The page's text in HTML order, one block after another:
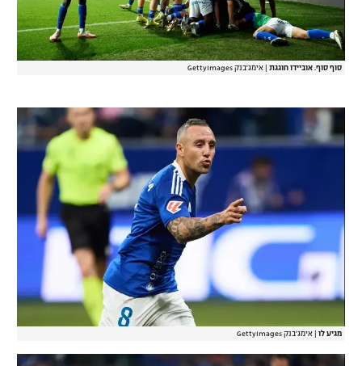
לוח דרושים – ג'ובנט
תגיות
המגזין
סוף סוף. אוביידו חוגגת אימג'בנק GettyImages
מגיע לו אימג'בנק GettyImages